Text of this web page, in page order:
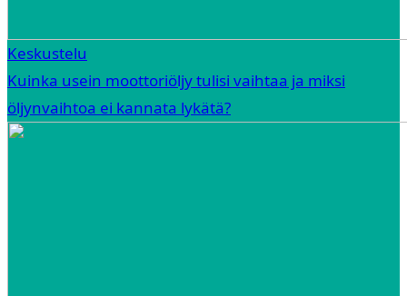
Keskustelu
Kuinka usein moottoriöljy tulisi vaihtaa ja miksi
öljynvaihtoa ei kannata lykätä?